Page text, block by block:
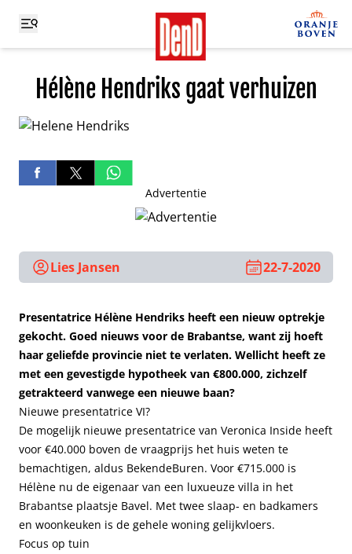
Hélène Hendriks gaat verhuizen
Advertentie
Lies Jansen 22-7-2020
Presentatrice Hélène Hendriks heeft een nieuw optrekje
gekocht. Goed nieuws voor de Brabantse, want zij hoeft
haar geliefde provincie niet te verlaten. Wellicht heeft ze
met een gevestigde hypotheek van €800.000, zichzelf
getrakteerd vanwege een nieuwe baan?
Nieuwe presentatrice VI?
De mogelijk nieuwe presentatrice van Veronica Inside heeft
voor €40.000 boven de vraagprijs het huis weten te
bemachtigen, aldus BekendeBuren. Voor €715.000 is
Hélène nu de eigenaar van een luxueuze villa in het
Brabantse plaatsje Bavel. Met twee slaap- en badkamers
en woonkeuken is de gehele woning gelijkvloers.
Focus op tuin